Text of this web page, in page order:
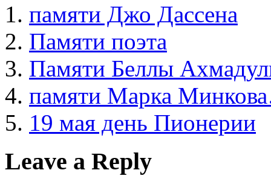
памяти Джо Дассена
Памяти поэта
Памяти Беллы
памяти Марка
19 мая день Пионерии
Leave a Reply